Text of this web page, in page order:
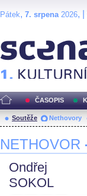
Pátek, 7. srpena2026, |
ČASOPIS
Soutěže Nethovory
NETHOVOR
Ondřej
SOKOL